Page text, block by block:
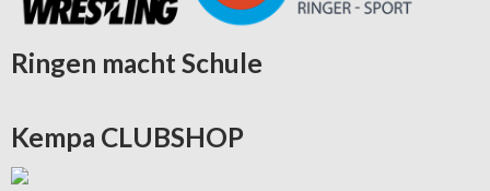
Ringen macht Schule
Kempa CLUBSHOP